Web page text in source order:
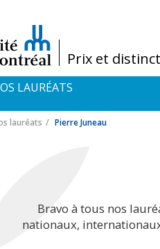
/Prix et
LAURÉATS
lauréats Pierre Juneau
Bravo à tous nos
nationaux,